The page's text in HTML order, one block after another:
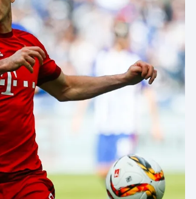
pětiboj
hry
volejbal
Triatlon
Veslování
Vodní slalom
Volejbal